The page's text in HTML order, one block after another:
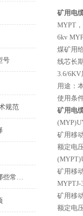
号
规范
在电缆的选型过程中，有哪些常见误区需要避免？
矿用电
MYPT
6kv
煤矿用
线芯长
3.6/6KV
用途：
使用条
矿用电
矿用移
额定电
矿用移
MYPTJ-
矿用移
额定电